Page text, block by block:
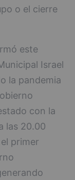
o el cierre
este
Israel
la pandemia
con la
las 20.00
primer